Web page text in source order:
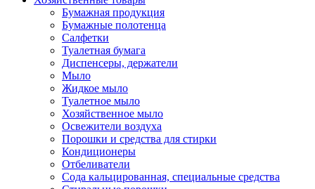
Бумажная продукция
Бумажные полотенца
Салфетки
Туалетная бумага
Диспенсеры, держатели
Мыло
Жидкое мыло
Туалетное мыло
Хозяйственное мыло
Освежители воздуха
Порошки и средства для стирки
Кондиционеры
Отбеливатели
Сода кальцированная, специальные средства